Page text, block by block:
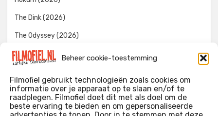
Beheer cookie-toestemming
Filmofiel gebruikt technologieën zoals cookies om
informatie over je apparaat op te slaan en/of te
raadplegen. Filmofiel doet dit met als doel om de
beste ervaring te bieden en om gepersonaliseerde
The Dink (2026)
The Odyssey (2026)
Evil Dead Burn (2026)
WIE IK BEN…?